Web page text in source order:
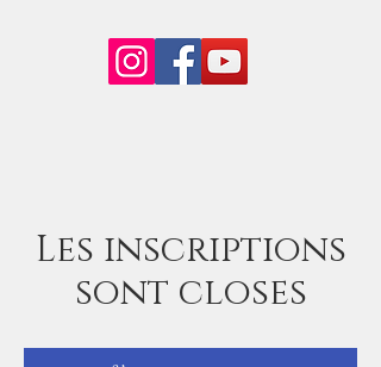
Les inscriptions
sont closes